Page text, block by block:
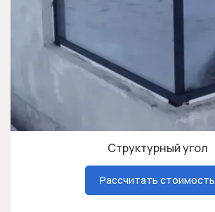
Структурный угол
Рассчитать стоимость